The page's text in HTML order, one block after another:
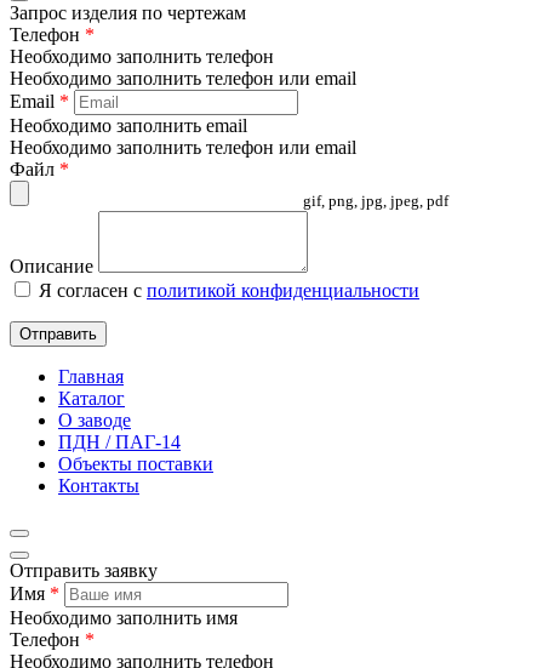
Запрос изделия по чертежам
Телефон *
Необходимо заполнить телефон
Необходимо заполнить телефон или email
Email *
Необходимо заполнить email
Необходимо заполнить телефон или email
Файл *
gif, png, jpg, jpeg, pdf
Описание
Я согласен с политикой конфиденциальности
Отправить
Главная
Каталог
О заводе
ПДН / ПАГ-14
Объекты поставки
Контакты
Отправить заявку
Имя *
Необходимо заполнить имя
Телефон *
Необходимо заполнить телефон